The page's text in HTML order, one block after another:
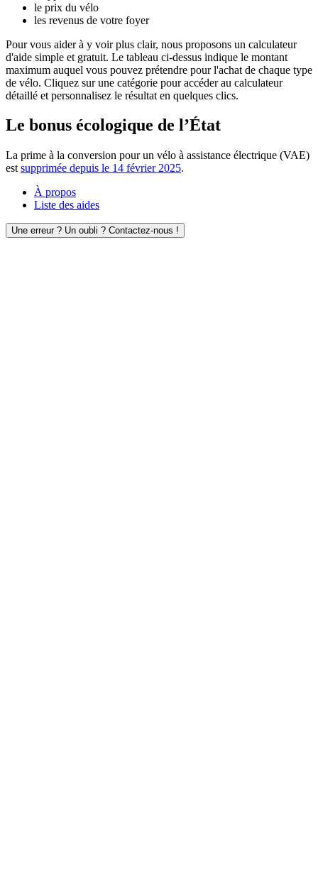
le prix du vélo
les revenus de votre foyer
Pour vous aider à y voir plus clair, nous proposons un calculateur
d'aide simple et gratuit. Le tableau ci-dessus indique le montant
maximum auquel vous pouvez prétendre pour l'achat de chaque type
de vélo. Cliquez sur une catégorie pour accéder au calculateur
détaillé et personnalisez le résultat en quelques clics.
Le bonus écologique de l’État
La prime à la conversion pour un vélo à assistance électrique (VAE)
est supprimée depuis le 14 février 2025.
À propos
Liste des aides
Une erreur ? Un oubli ? Contactez-nous !